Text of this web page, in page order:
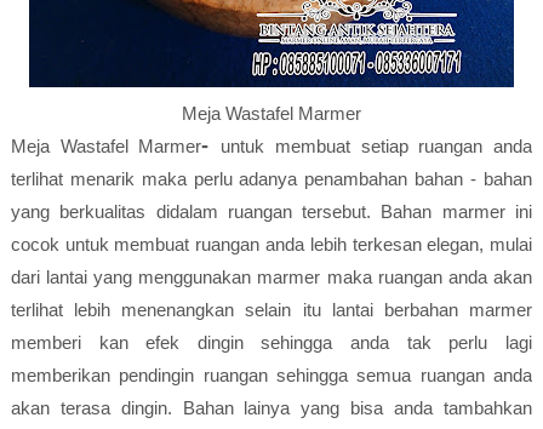
Meja Wastafel Marmer
Meja Wastafel Marmer-
untuk membuat setiap ruangan anda
terlihat menarik maka perlu adanya penambahan bahan - bahan
yang berkualitas didalam ruangan tersebut. Bahan marmer ini
cocok untuk membuat ruangan anda lebih terkesan elegan, mulai
dari lantai yang menggunakan marmer maka ruangan anda akan
terlihat lebih menenangkan selain itu lantai berbahan marmer
memberi kan efek dingin sehingga anda tak perlu lagi
memberikan pendingin ruangan sehingga semua ruangan anda
akan terasa dingin. Bahan lainya yang bisa anda tambahkan